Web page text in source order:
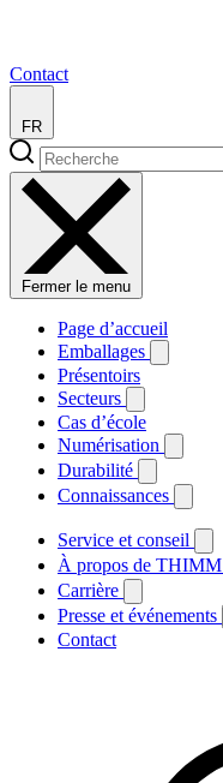
Contact
FR
Fermer le menu
Page d’accueil
Emballages
Présentoirs
Secteurs
Cas d’école
Numérisation
Durabilité
Connaissances
Service et conseil
À propos de THIMM
Carrière
Presse et événements
Contact